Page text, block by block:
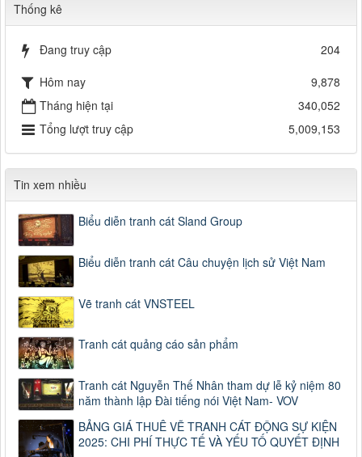
Thống kê
Đang truy cập
204
Hôm nay
9,878
Tháng hiện tại
340,052
Tổng lượt truy cập
5,009,153
Tin xem nhiều
Biểu diễn tranh cát Sland Group
Biểu diễn tranh cát Câu chuyện lịch sử Việt Nam
Vẽ tranh cát VNSTEEL
Tranh cát quảng cáo sản phẩm
Tranh cát Nguyễn Thế Nhân tham dự lễ kỷ niệm 80
năm thành lập Đài tiếng nói Việt Nam- VOV
BẢNG GIÁ THUÊ VẼ TRANH CÁT ĐỘNG SỰ KIỆN
2025: CHI PHÍ THỰC TẾ VÀ YẾU TỐ QUYẾT ĐỊNH